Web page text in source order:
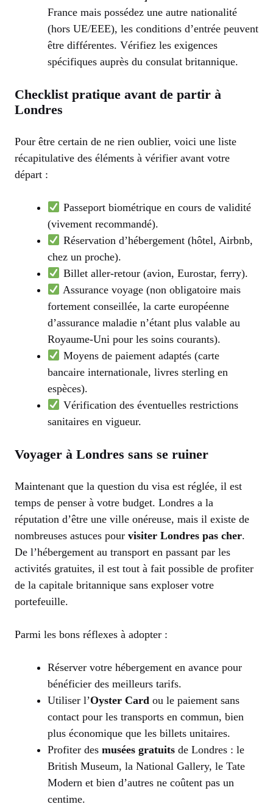
France mais possédez une autre nationalité
(hors UE/EEE), les conditions d’entrée peuvent
être différentes. Vérifiez les exigences
spécifiques auprès du consulat britannique.
Checklist pratique avant de partir à
Londres
Pour être certain de ne rien oublier, voici une liste
récapitulative des éléments à vérifier avant votre
départ :
Passeport biométrique en cours de validité
(vivement recommandé).
Réservation d’hébergement (hôtel, Airbnb,
chez un proche).
Billet aller-retour (avion, Eurostar, ferry).
Assurance voyage (non obligatoire mais
fortement conseillée, la carte européenne
d’assurance maladie n’étant plus valable au
Royaume-Uni pour les soins courants).
Moyens de paiement adaptés (carte
bancaire internationale, livres sterling en
espèces).
Vérification des éventuelles restrictions
sanitaires en vigueur.
Voyager à Londres sans se ruiner
Maintenant que la question du visa est réglée, il est
temps de penser à votre budget. Londres a la
réputation d’être une ville onéreuse, mais il existe de
nombreuses astuces pour visiter Londres pas cher.
De l’hébergement au transport en passant par les
activités gratuites, il est tout à fait possible de profiter
de la capitale britannique sans exploser votre
portefeuille.
Parmi les bons réflexes à adopter :
Réserver votre hébergement en avance pour
bénéficier des meilleurs tarifs.
Utiliser l’Oyster Card ou le paiement sans
contact pour les transports en commun, bien
plus économique que les billets unitaires.
Profiter des musées gratuits de Londres : le
British Museum, la National Gallery, le Tate
Modern et bien d’autres ne coûtent pas un
centime.